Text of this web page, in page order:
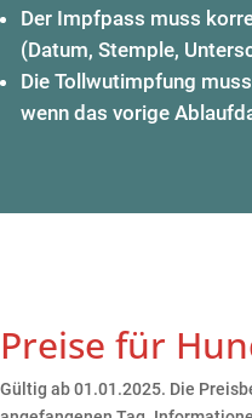
Der Impfpass muss
(Datum, Stemple,
Die Tollwutimpfung
wenn das vorige
Preise für
Gültig ab 01.01.2025. Die